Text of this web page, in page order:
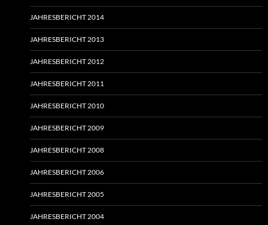
JAHRESBERICHT 2014
JAHRESBERICHT 2013
JAHRESBERICHT 2012
JAHRESBERICHT 2011
JAHRESBERICHT 2010
JAHRESBERICHT 2009
JAHRESBERICHT 2008
JAHRESBERICHT 2006
JAHRESBERICHT 2005
JAHRESBERICHT 2004